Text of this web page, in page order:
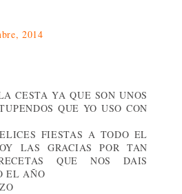
2014
CESTA YA QUE SON UNOS
QUE YO USO CON
FIESTAS A TODO EL
LAS GRACIAS POR TAN
QUE NOS DAIS
EL AÑO